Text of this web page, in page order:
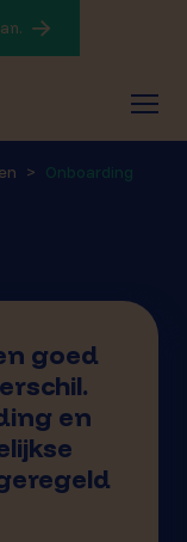
Onboarding
goed
en